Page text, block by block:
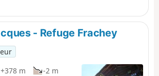
cela se merite. Il y a un peu plus de
que dans la partie Sud. Donc ne pas
- Refuge Frachey
+378 m
-2 m